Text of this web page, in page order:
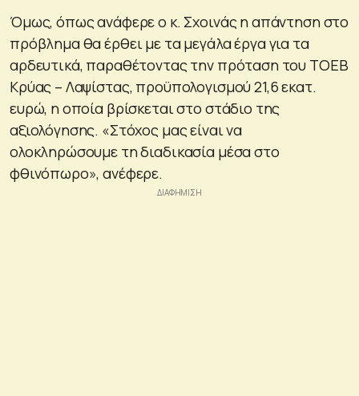
Όμως, όπως ανάφερε ο κ. Σχοινάς η απάντηση στο
πρόβλημα θα έρθει με τα μεγάλα έργα για τα
αρδευτικά, παραθέτοντας την πρόταση του ΤΟΕΒ
Κρύας – Λαψίστας, προϋπολογισμού 21,6 εκατ.
ευρώ, η οποία βρίσκεται στο στάδιο της
αξιολόγησης. «Στόχος μας είναι να
ολοκληρώσουμε τη διαδικασία μέσα στο
φθινόπωρο», ανέφερε.